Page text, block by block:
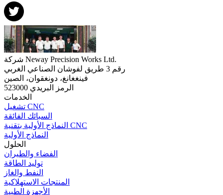
شركة Neway Precision Works Ltd.
رقم 3 طريق لفوشان الصناعي الغربي
فينغغانغ، دونغقوان، الصين
الرمز البريدي 523000
الخدمات
تشغيل CNC
السبائك الفائقة
النماذج الأولية بتقنية CNC
النماذج الأولية
الحلول
الفضاء والطيران
توليد الطاقة
النفط والغاز
المنتجات الاستهلاكية
الأجهزة الطبية